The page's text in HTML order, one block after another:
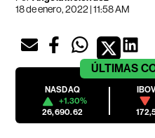
18 de enero, 2022 | 11:58 AM
ÚLTIMAS
NASDAQ
+1.30%
26,690.62